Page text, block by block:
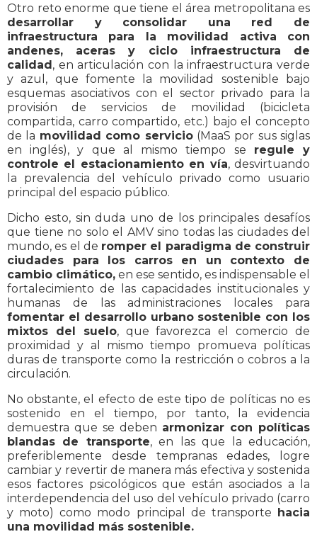
Otro reto enorme que tiene el área metropolitana es
desarrollar y consolidar una red de
infraestructura para la movilidad activa con
andenes, aceras y ciclo infraestructura de
calidad, en articulación con la infraestructura verde
y azul, que fomente la movilidad sostenible bajo
esquemas asociativos con el sector privado para la
provisión de servicios de movilidad (bicicleta
compartida, carro compartido, etc.) bajo el concepto
de la movilidad como servicio(MaaS por sus siglas
en inglés), y que al mismo tiempo se regule y
controle el estacionamiento en vía, desvirtuando
la prevalencia del vehículo privado como usuario
principal del espacio público.
Dicho esto, sin duda uno de los principales desafíos
que tiene no solo el AMV sino todas las ciudades del
mundo, es el de romper el paradigma de construir
ciudades para los carros en un contexto de
cambio climático, en ese sentido, es indispensable el
fortalecimiento de las capacidades institucionales y
humanas de las administraciones locales para
fomentar el desarrollo urbano sostenible con los
mixtos del suelo, que favorezca el comercio de
proximidad y al mismo tiempo promueva políticas
duras de transporte como la restricción o cobros a la
circulación.
No obstante, el efecto de este tipo de políticas no es
sostenido en el tiempo, por tanto, la evidencia
demuestra que se deben armonizar con políticas
blandas de transporte, en las que la educación,
preferiblemente desde tempranas edades, logre
cambiar y revertir de manera más efectiva y sostenida
esos factores psicológicos que están asociados a la
interdependencia del uso del vehículo privado (carro
y moto) como modo principal de transporte hacia
una movilidad más sostenible.